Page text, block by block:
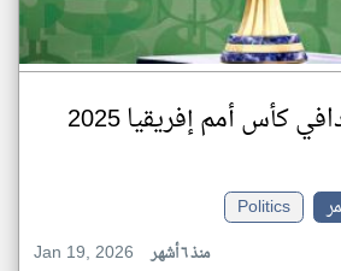
كأس أمم إفريقيا 2025
Politics
Jan 19, 2026
منذ ٦ أشهر